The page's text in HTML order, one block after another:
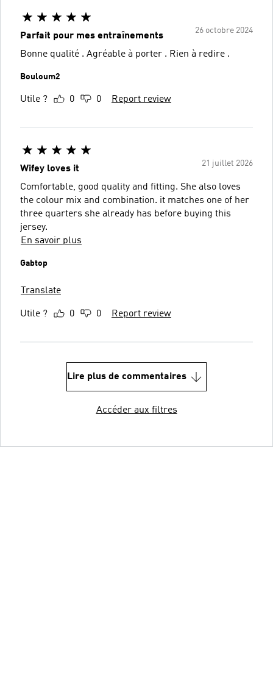
26 octobre 2024
Parfait pour mes entraînements
Bonne qualité . Agréable à porter . Rien à redire .
Bouloum2
Utile ? 0 0 Report review
21 juillet 2026
Wifey loves it
Comfortable, good quality and fitting. She also loves
the colour mix and combination. it matches one of her
three quarters she already has before buying this
jersey.
En savoir plus
Gabtop
Translate
Utile ? 0 0 Report review
Lire plus de commentaires
Accéder aux filtres